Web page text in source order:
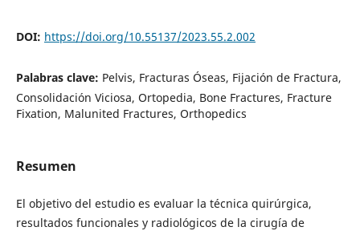
DOI: https://doi.org/10.55137/2023.55.2.002
Palabras clave: Pelvis, Fracturas Óseas, Fijación de Fractura,
Consolidación Viciosa, Ortopedia, Bone Fractures, Fracture
Fixation, Malunited Fractures, Orthopedics
Resumen
El objetivo del estudio es evaluar la técnica quirúrgica,
resultados funcionales y radiológicos de la cirugía de